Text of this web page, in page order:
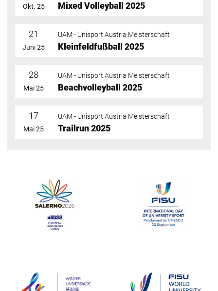
Okt. 25 Mixed Volleyball 2025
21
Juni 25
UAM - Unisport Austria Meisterschaft
Kleinfeldfußball 2025
28
Mai 25
UAM - Unisport Austria Meisterschaft
Beachvolleyball 2025
17
Mai 25
UAM - Unisport Austria Meisterschaft
Trailrun 2025